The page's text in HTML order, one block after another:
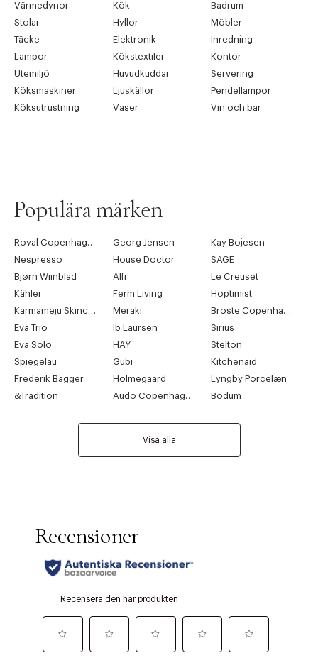
Värmedynor
Kök
Badrum
Stolar
Hyllor
Möbler
Täcke
Elektronik
Inredning
Lampor
Kökstextiler
Kontor
Utemiljö
Huvudkuddar
Servering
Köksmaskiner
Ljuskällor
Pendellampor
Köksutrustning
Vaser Vin och bar
Populära märken
Royal Copenhagen Georg Jensen
Kay Bojesen
Nespresso
House Doctor
SAGE
Bjørn Wiinblad
Alfi
Le Creuset
Kähler
Ferm Living
Hoptimist
Karmameju Skincare
Meraki
Broste Copenhagen
Eva Trio
Ib Laursen
Sirius
Eva Solo
HAY
Stelton
Spiegelau
Gubi
Kitchenaid
Frederik Bagger
Holmegaard
Lyngby Porcelæn
&Tradition
Audo Copenhagen Bodum
Visa alla